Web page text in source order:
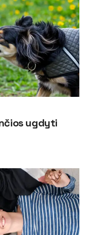
ugdyti